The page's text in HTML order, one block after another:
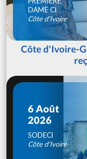
DAME CI
Côte d'Ivoire
Côte d'Ivoire-
6 Août
2026
SODECI
Côte d'Ivoire